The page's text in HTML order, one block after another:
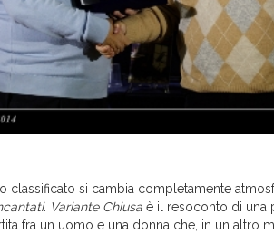
classificato si cambia completamente
. Variante Chiusa è il resoconto di una
fra un uomo e una donna che, in un altro